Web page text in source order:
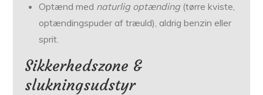
Optænd med naturlig optænding(tørre kviste,
optændingspuder af træuld), aldrig benzin eller
sprit.
Sikkerhedszone &
slukningsudstyr